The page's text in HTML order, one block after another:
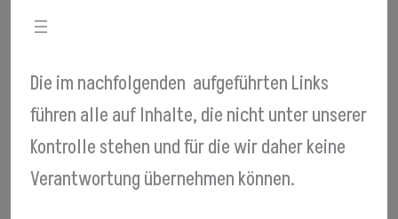
Die im nachfolgenden aufgeführten Links
führen alle auf Inhalte, die nicht unter unserer
Kontrolle stehen und für die wir daher keine
Verantwortung übernehmen können.